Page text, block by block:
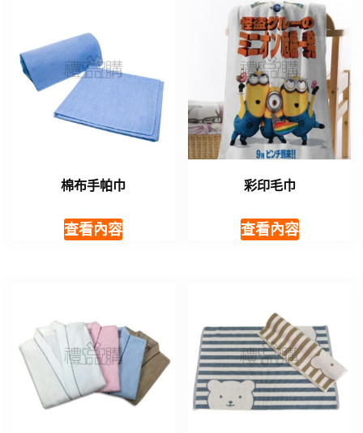
棉布手帕巾
查看內容
彩印毛巾
查看內容